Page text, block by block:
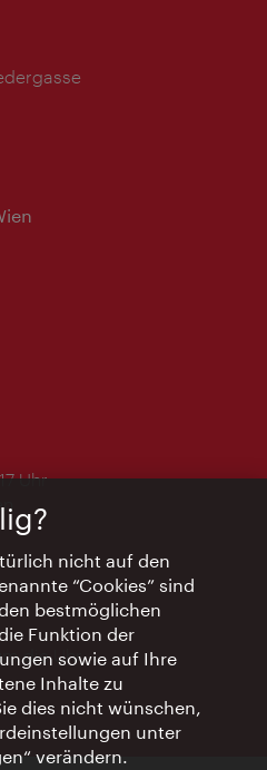
Uhr
die Uhr
nicht auf den
“Cookies” sind
bestmöglichen
Funktion der
sowie auf Ihre
Inhalte zu
dies nicht wünschen,
unter
verändern.